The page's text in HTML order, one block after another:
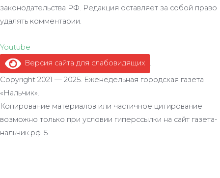
законодательства РФ. Редакция оставляет за собой право
удалять комментарии.
Youtube
Версия сайта для слабовидящих
.
Copyright 2021 — 2025. Еженедельная городская газета
«Нальчик».
Копирование материалов или частичное цитирование
возможно только при условии гиперссылки на сайт газета-
нальчик.рф-5